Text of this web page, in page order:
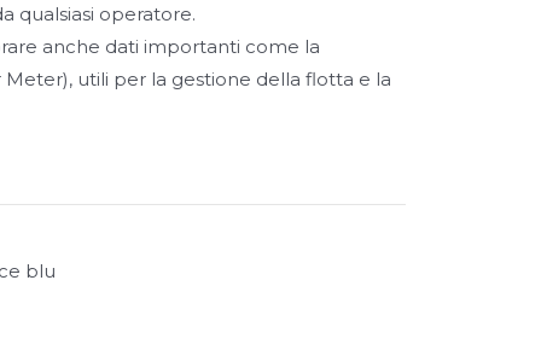
qualsiasi operatore.
anche dati importanti come la
utili per la gestione della flotta e la